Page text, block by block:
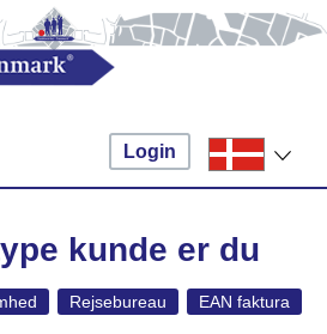
Login
kunde er du
Rejsebureau EAN faktura